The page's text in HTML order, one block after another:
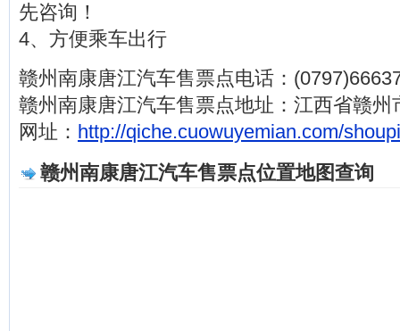
先咨询！
4、方便乘车出行
赣州南康唐江汽车售票点电话：
赣州南康唐江汽车售票点地址：江西省赣州
网址： http://qiche.cuowuyemian.com/
赣州南康唐江汽车售票点位置地图查询